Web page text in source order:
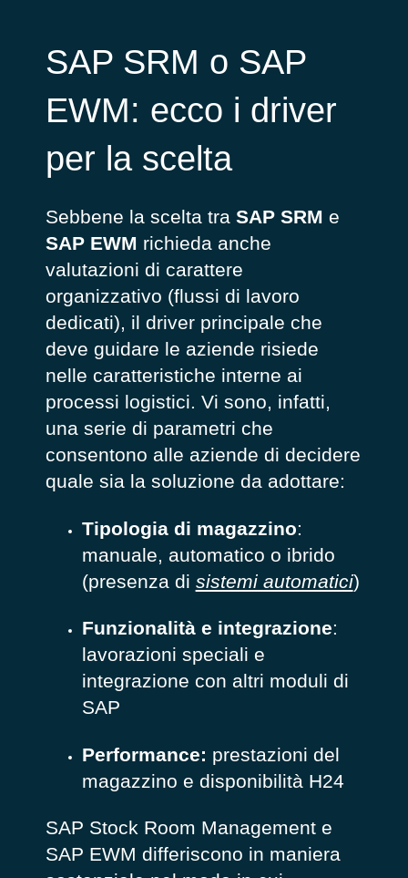
SAP SRM o SAP
EWM: ecco i driver
per la scelta
Sebbene la scelta tra SAP SRM e
SAP EWM richieda anche
valutazioni di carattere
organizzativo (flussi di lavoro
dedicati), il driver principale che
deve guidare le aziende risiede
nelle caratteristiche interne ai
processi logistici. Vi sono, infatti,
una serie di parametri che
consentono alle aziende di decidere
quale sia la soluzione da adottare:
Tipologia di magazzino:
manuale, automatico o ibrido
(presenza di sistemi automatici)
Funzionalità e integrazione:
lavorazioni speciali e
integrazione con altri moduli di
SAP
Performance: prestazioni del
magazzino e disponibilità H24
SAP Stock Room Management e
SAP EWM differiscono in maniera